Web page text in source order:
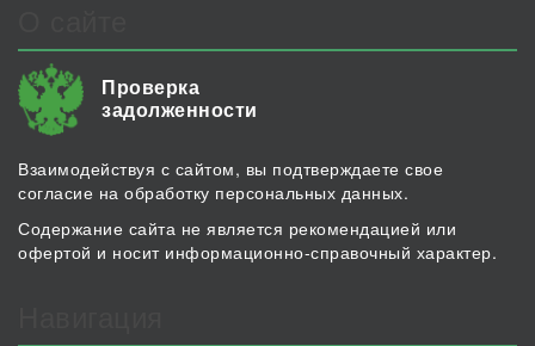
Проверка
задолженности
Взаимодействуя с сайтом, вы подтверждаете свое
согласие на обработку персональных данных.
Содержание сайта не является рекомендацией или
офертой и носит информационно-справочный характер.